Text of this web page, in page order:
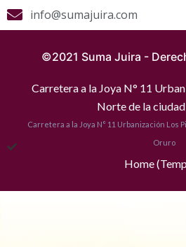
info@sumajuira.com
©2021 Suma Juira -
Carretera a la Joya N° 11
Norte de la
Carretera a la Joya N° 11 Urbanización Los
Oruro
Home